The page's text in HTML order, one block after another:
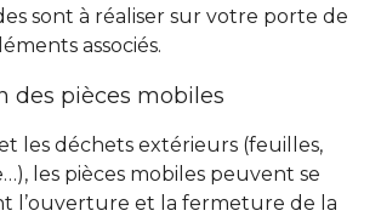
sont à réaliser sur votre porte de
associés.
des pièces mobiles
les déchets extérieurs (feuilles,
les pièces mobiles peuvent se
l’ouverture et la fermeture de la